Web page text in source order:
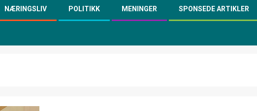
NÆRINGSLIV POLITIKK MENINGER SPONSEDE ARTIKLER